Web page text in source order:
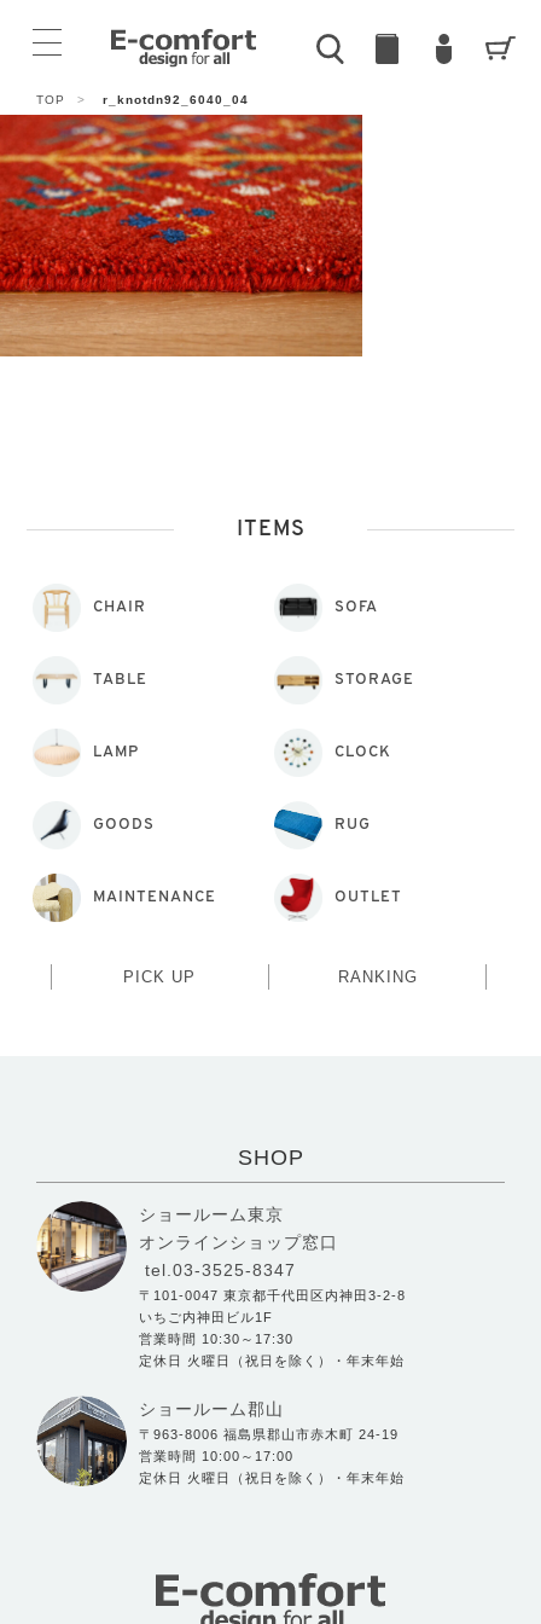
TOP > r_knotdn92_6040_04
ITEMS
CHAIR SOFA
TABLE STORAGE
LAMP CLOCK
GOODS RUG
MAINTENANCE OUTLET
PICK UP RANKING
SHOP
ショールーム東京
オンラインショップ窓口
tel.03-3525-8347
〒101-0047 東京都千代田区内神田3-2-8
いちご内神田ビル1F
営業時間 10:30～17:30
定休日 火曜日（祝日を除く）・年末年始
ショールーム郡山
〒963-8006 福島県郡山市赤木町 24-19
営業時間 10:00～17:00
定休日 火曜日（祝日を除く）・年末年始